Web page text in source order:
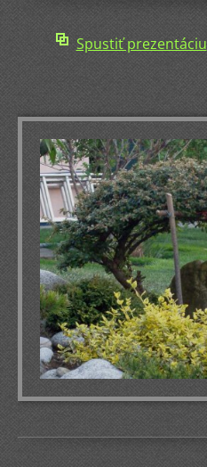
Spustiť prezentáciu